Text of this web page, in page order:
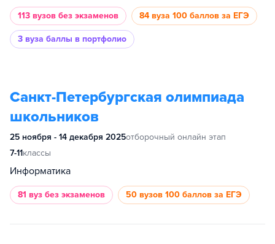
113 вузов без экзаменов 84 вуза 100 баллов за ЕГЭ
3 вуза баллы в портфолио
Санкт-Петербургская олимпиада
школьников
25 ноября - 14 декабря 2025отборочный онлайн этап
7-11классы
Информатика
81 вуз без экзаменов 50 вузов 100 баллов за ЕГЭ